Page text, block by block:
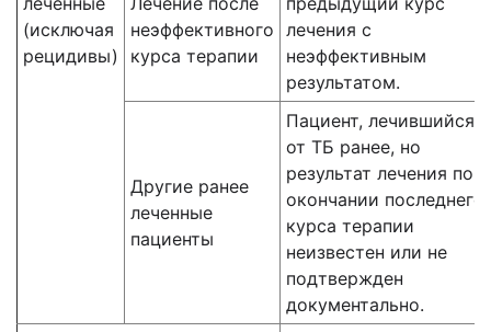
(исключая
рецидивы)
неэффективного
курса терапии
лечения с
неэффективным
результатом.
Другие ранее
леченные
пациенты
Пациент, лечившийся
от ТБ ранее, но
результат лечения по
окончании последнего
курса терапии
неизвестен или не
подтвержден
документально.